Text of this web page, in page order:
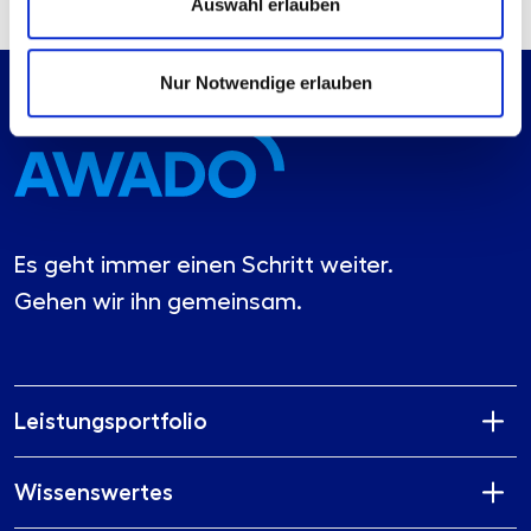
Auswahl erlauben
Nur Notwendige erlauben
Es geht immer einen Schritt weiter.
Gehen wir ihn gemeinsam.
Leistungsportfolio
Wissenswertes